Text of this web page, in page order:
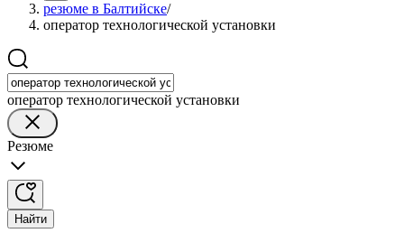
резюме в Балтийске/
оператор технологической установки
оператор технологической установки
Резюме
Найти